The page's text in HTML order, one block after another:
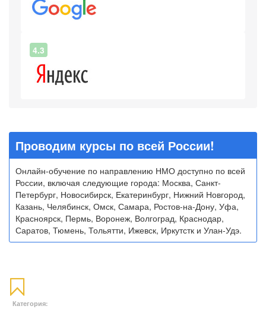
4.3
Проводим курсы по всей России!
Онлайн-обучение по направлению НМО доступно по всей
России, включая следующие города: Москва, Санкт-
Петербург, Новосибирск, Екатеринбург, Нижний Новгород,
Казань, Челябинск, Омск, Самара, Ростов-на-Дону, Уфа,
Красноярск, Пермь, Воронеж, Волгоград, Краснодар,
Саратов, Тюмень, Тольятти, Ижевск, Иркутстк и Улан-Удэ.
Категория: